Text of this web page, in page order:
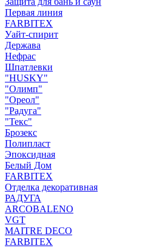
Первая линия
FARBITEX
Уайт-спирит
Держава
Нефрас
Шпатлевки
"HUSKY"
"Олимп"
"Ореол"
"Радуга"
"Текс"
Брозекс
Полипласт
Эпоксидная
Белый Дом
FARBITEX
Отделка декоративная
РАДУГА
ARCOBALENO
VGT
MAITRE DECO
FARBITEX